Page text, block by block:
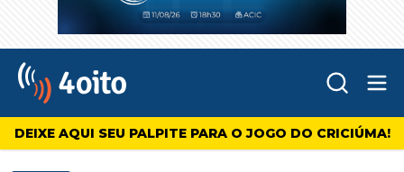
4oito
DEIXE AQUI SEU PALPITE PARA O JOGO DO CRICIÚMA!